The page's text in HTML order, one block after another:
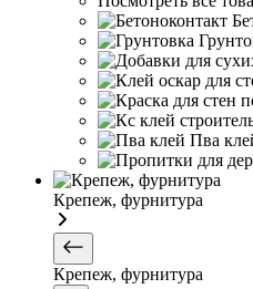
Пва
Крепеж, фурнитура
Крепеж, фурнитура